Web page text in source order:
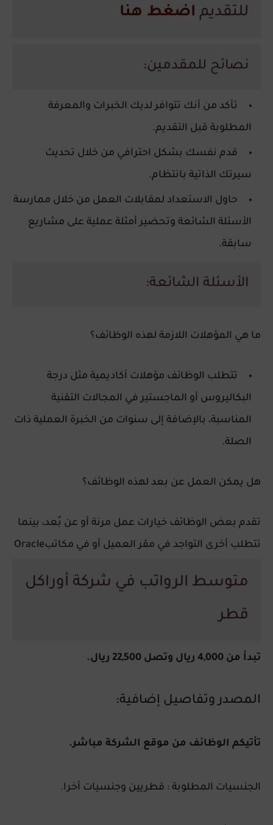
للتقديم اضغط هنا
نصائح للمقدمين:
تأكد من أنك تتوافر لديك الخبرات والمعرفة
المطلوبة قبل التقديم.
قدم نفسك بشكل احترافي من خلال تحديث
سيرتك الذاتية بانتظام.
حاول الاستعداد لمقابلات العمل من خلال ممارسة
الأسئلة الشائعة وتحضير أمثلة عملية على مشاريع
سابقة.
الأسئلة الشائعة:
ما هي المؤهلات اللازمة لهذه الوظائف؟
تتطلب الوظائف مؤهلات أكاديمية مثل درجة
البكاليروس أو الماجستير في المجالات التقنية
المناسبة، بالإضافة إلى سنوات من الخبرة العملية ذات
الصلة.
هل يمكن العمل عن بعد لهذه الوظائف؟
تقدم بعض الوظائف خيارات عمل مرنة أو عن بُعد، بينما
تتطلب أخرى التواجد في مقر العميل أو في مكاتبOracle
متوسط الرواتب في شركة أوراكل
قطر
تبدأ من 4,000 ريال وتصل 22,500 ريال.
المصدر وتفاصيل إضافية:
تأتيكم الوظائف من موقع الشركة مباشر.
الجنسيات المطلوبة : قطريين وجنسيات أخرا.